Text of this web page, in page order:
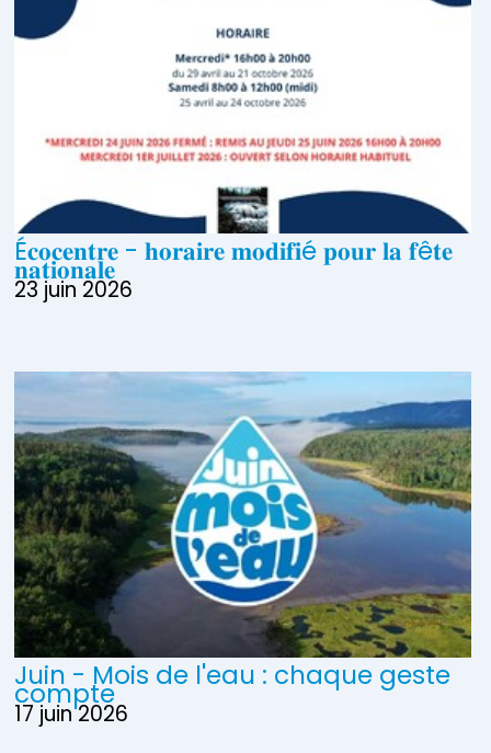
É𝐜𝐨𝐜𝐞𝐧𝐭𝐫𝐞 - 𝐡𝐨𝐫𝐚𝐢𝐫𝐞 𝐦𝐨𝐝𝐢𝐟𝐢é 𝐩𝐨𝐮𝐫 𝐥𝐚 𝐟ê𝐭𝐞
𝐧𝐚𝐭𝐢𝐨𝐧𝐚𝐥𝐞
23 juin 2026
Juin - Mois de l'eau : chaque geste
compte
17 juin 2026